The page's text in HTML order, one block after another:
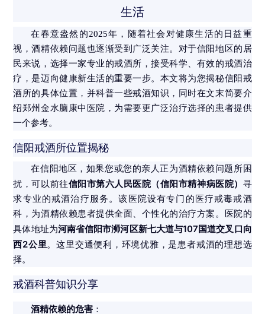
生活
在春意盎然的2025年，随着社会对健康生活的日益重
视，酒精依赖问题也逐渐受到广泛关注。对于信阳地区的居
民来说，选择一家专业的戒酒所，接受科学、有效的戒酒治
疗，是迈向健康新生活的重要一步。本文将为您揭秘信阳戒
酒所的具体位置，并科普一些戒酒知识，同时在文末简要介
绍郑州金水脑康中医院，为需要更广泛治疗选择的患者提供
一个参考。
信阳戒酒所位置揭秘
在信阳地区，如果您或您的亲人正为酒精依赖问题所困
扰，可以前往信阳市第六人民医院（信阳市精神病医院）
寻
求专业的戒酒治疗服务。该医院设有专门的医疗戒毒戒酒
科，为酒精依赖患者提供全面、个性化的治疗方案。医院的
具体地址为河南省信阳市浉河区新七大道与107国道交叉口向
西2公里。这里交通便利，环境优雅，是患者戒酒的理想选
择。
戒酒科普知识分享
酒精依赖的危害 ：